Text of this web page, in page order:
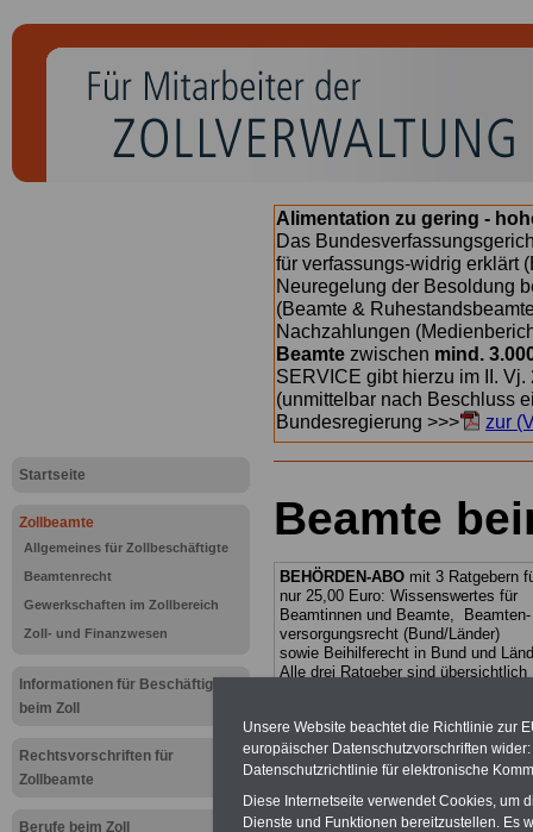
Startseite
Zollbeamte
Allgemeines für Zollbeschäftigte
Beamtenrecht
Gewerkschaften im Zollbereich
Zoll- und Finanzwesen
Informationen für Beschäftigte
beim Zoll
Rechtsvorschriften für
Zollbeamte
Berufe beim Zoll
Alimentation zu gering -
Das
für verfassungs-widrig erklärt
Neuregelung der Besoldung
(Beamte &
Nachzahlungen
Beamte zwischen mind.
SERVICE gibt hierzu im II.
(unmittelbar nach Beschluss
Bundesregierung >>>
zur
Beamte
BEHÖRDEN-ABO mit 3 Ratgebern
nur 25,00 Euro: Wissenswertes für
Beamtinnen und Beamte, Beamten-
versorgungsrecht (Bund/Länder)
sowie Beihilferecht in Bund und
Alle drei Ratgeber sind übersichtlich
Mitarbeiter/innen der öffent-lichen
Verwaltunggeeignet).Das
ABO>>> kann hier bestellt werden
ACHTUNG Neue Broschüre zum
vorbestellen:
Unsere Website beachtet die Richtlinie zur
europäischer Datenschutzvorschriften
Datenschutzrichtlinie für elektronische
Diese Internetseite verwendet Cookies, um
Dienste und Funktionen bereitzustellen. Es